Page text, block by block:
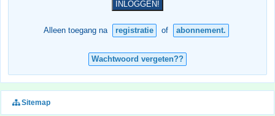
Alleen toegang na registratie of abonnement.
Wachtwoord vergeten??
Sitemap